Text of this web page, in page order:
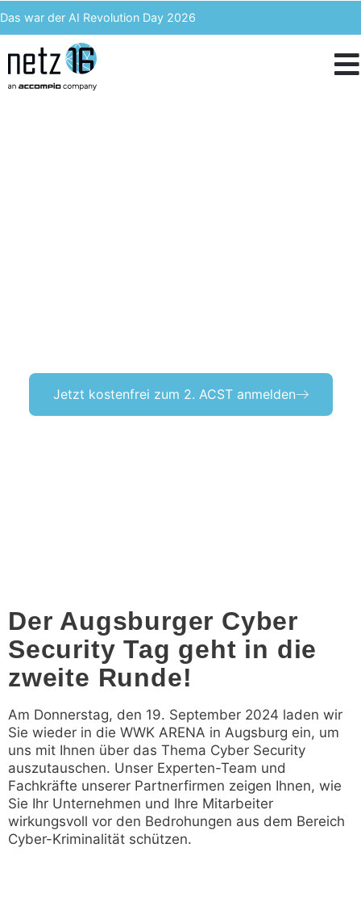
Das war der AI Revolution Day 2026
Kern AI wird accompio AI
Unser Event des Jahres – Wir blicken zurück auf den 3. ACST
Jetzt kostenfrei zum 2. ACST anmelden
Der Augsburger Cyber
Security Tag geht in die
zweite Runde!
Am Donnerstag, den 19. September 2024 laden wir
Sie wieder in die WWK ARENA in Augsburg ein, um
uns mit Ihnen über das Thema Cyber Security
auszutauschen. Unser Experten-Team und
Fachkräfte unserer Partnerfirmen zeigen Ihnen, wie
Sie Ihr Unternehmen und Ihre Mitarbeiter
wirkungsvoll vor den Bedrohungen aus dem Bereich
Cyber-Kriminalität schützen.